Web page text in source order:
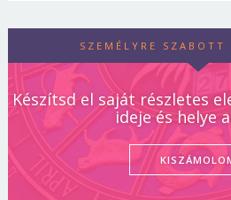
SZEMÉLYRE SZABOTT
Készítsd el saját részletes
ideje és helye